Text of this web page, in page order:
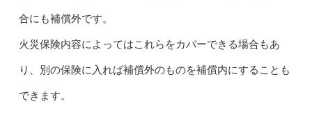
合にも補償外です。
火災保険内容によってはこれらをカバーできる場合もあ
り、別の保険に入れば補償外のものを補償内にすることも
できます。